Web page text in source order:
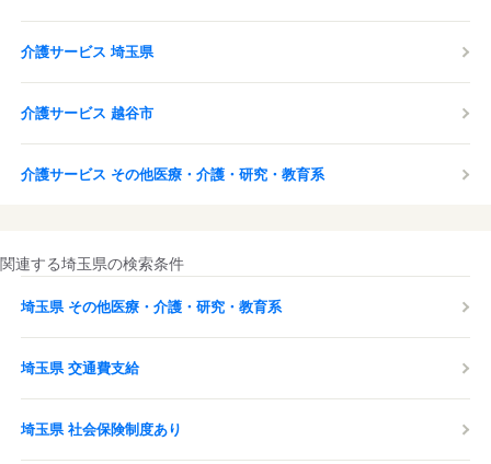
介護サービス 埼玉県
介護サービス 越谷市
介護サービス その他医療・介護・研究・教育系
関連する埼玉県の検索条件
埼玉県 その他医療・介護・研究・教育系
埼玉県 交通費支給
埼玉県 社会保険制度あり